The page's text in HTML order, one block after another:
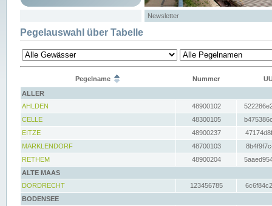
Newsletter
Pegelauswahl über Tabelle
Pegelname Nummer
ALLER
AHLDEN
48900102
CELLE
48300105
EITZE
48900237
MARKLENDORF
48700103
RETHEM
48900204
ALTE MAAS
DORDRECHT
123456785
BODENSEE